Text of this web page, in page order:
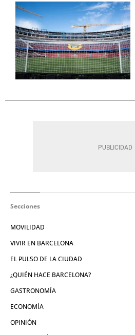
Secciones
MOVILIDAD
VIVIR EN BARCELONA
EL PULSO DE LA CIUDAD
¿QUIÉN HACE BARCELONA?
GASTRONOMÍA
ECONOMÍA
OPINIÓN